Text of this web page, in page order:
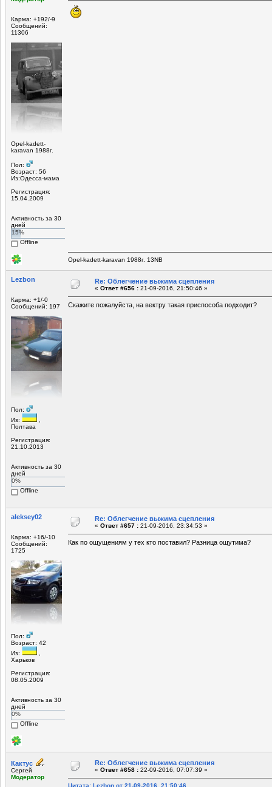
Карма: +192/-9
Сообщений:
11306
Opel-kadett-
karavan 1988г.
Пол:
Возраст: 56
Из:Одесса-мама
Регистрация:
15.04.2009
Активность за 30
дней
15%
Offline
Opel-kadett-karavan 1988г. 13NB
Lezbon
Карма: +1/-0
Сообщений: 197
Пол:
Из:
Полтава
Регистрация:
21.10.2013
Активность за 30
дней
0%
Offline
Re: Облегчение выжима сцепления
« Ответ #656 : 21-09-2016, 21:50:46 »
Скажите пожалуйста, на вектру такая приспособа подходит?
aleksey02
Карма: +16/-10
Сообщений:
1725
Пол:
Возраст: 42
Из:
Харьков
Регистрация:
08.05.2009
Активность за 30
дней
0%
Offline
Re: Облегчение выжима сцепления
« Ответ #657 : 21-09-2016, 23:34:53 »
Как по ощущениям у тех кто поставил? Разница ощутима?
Кактус
Сергей
Модератор
Re: Облегчение выжима сцепления
« Ответ #658 : 22-09-2016, 07:07:39 »
Цитата: Lezbon от 21-09-2016, 21:50:46